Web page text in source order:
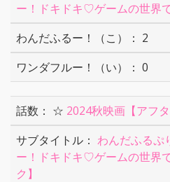
ー！ドキドキ♡ゲームの世界
2
0
☆ 2024秋映画【アフタ
わんだふるぷ
ー！ドキドキ♡ゲームの世界
ク】